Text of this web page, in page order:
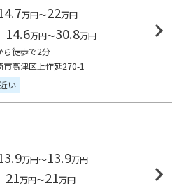
万円～22万円
14.6万円～30.8万円
ら徒歩で2分
市高津区上作延270-1
い
万円～13.9万円
21万円～21万円